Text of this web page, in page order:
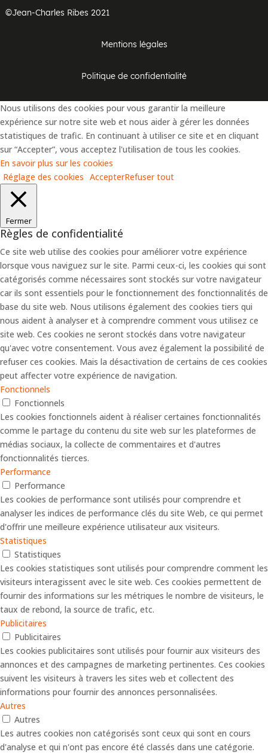
©Jean-Charles Ribes 2021
Mentions légales
Politique de confidentialité
Nous utilisons des cookies pour vous garantir la meilleure
expérience sur notre site web et nous aider à gérer les données
statistiques de trafic. En continuant à utiliser ce site et en cliquant
sur “Accepter”, vous acceptez l'utilisation de tous les cookies.
En savoir plus sur les cookies
Réglage des cookies AccepterRefuser tout
Fermer
Règles de confidentialité
Ce site web utilise des cookies pour améliorer votre expérience
lorsque vous naviguez sur le site. Parmi ceux-ci, les cookies qui sont
catégorisés comme nécessaires sont stockés sur votre navigateur
car ils sont essentiels pour le fonctionnement des fonctionnalités de
base du site web. Nous utilisons également des cookies tiers qui
nous aident à analyser et à comprendre comment vous utilisez ce
site web. Ces cookies ne seront stockés dans votre navigateur
qu'avec votre consentement. Vous avez également la possibilité de
refuser ces cookies. Mais la désactivation de certains de ces cookies
peut affecter votre expérience de navigation.
Fonctionnels
Fonctionnels
Les cookies fonctionnels aident à réaliser certaines fonctionnalités
comme le partage du contenu du site web sur les plateformes de
médias sociaux, la collecte de commentaires et d'autres
fonctionnalités tierces.
Performance
Performance
Les cookies de performance sont utilisés pour comprendre et
analyser les indices de performance clés du site Web, ce qui permet
d'offrir une meilleure expérience utilisateur aux visiteurs.
Statistiques
Statistiques
Les cookies statistiques sont utilisés pour comprendre comment les
visiteurs interagissent avec le site web. Ces cookies permettent de
fournir des informations sur les métriques le nombre de visiteurs, le
taux de rebond, la source de trafic, etc.
Publicitaires
Publicitaires
Les cookies publicitaires sont utilisés pour fournir aux visiteurs des
annonces et des campagnes de marketing pertinentes. Ces cookies
suivent les visiteurs à travers les sites web et collectent des
informations pour fournir des annonces personnalisées.
Autres
Autres
Les autres cookies non catégorisés sont ceux qui sont en cours
d'analyse et qui n'ont pas encore été classés dans une catégorie.